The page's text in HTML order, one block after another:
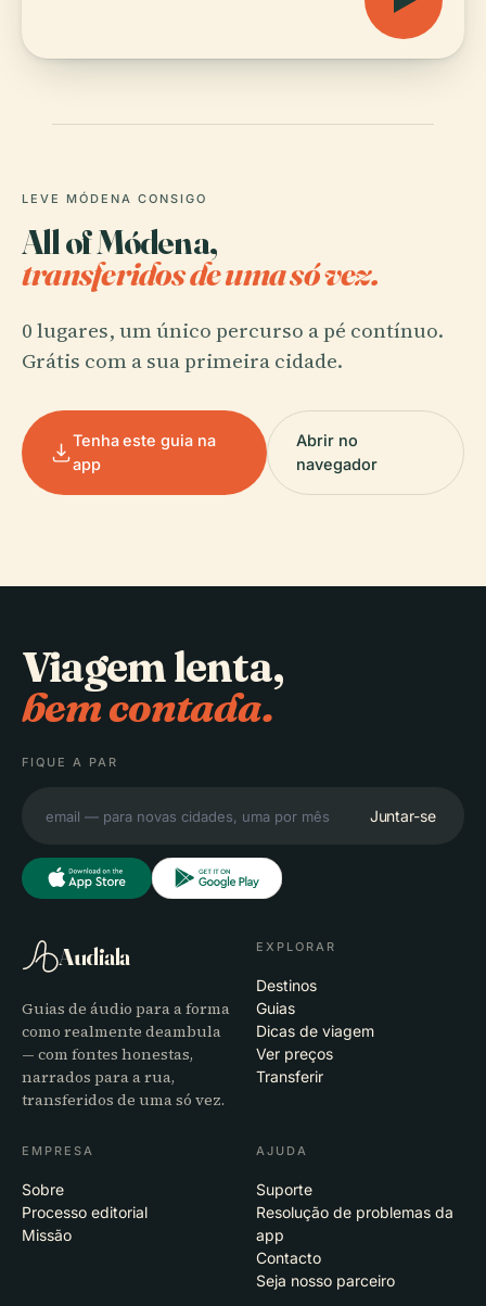
LEVE MÓDENA CONSIGO
All of Módena,
transferidos de uma só vez.
0 lugares, um único percurso a pé contínuo.
Grátis com a sua primeira cidade.
Tenha este guia na
app
Abrir no
navegador
Viagem lenta,
bem contada.
FIQUE A PAR
Juntar-se
Audiala
Guias de áudio para a forma
como realmente deambula
— com fontes honestas,
narrados para a rua,
transferidos de uma só vez.
EXPLORAR
Destinos
Guias
Dicas de viagem
Ver preços
Transferir
EMPRESA
Sobre
Processo editorial
Missão
AJUDA
Suporte
Resolução de problemas da
app
Contacto
Seja nosso parceiro